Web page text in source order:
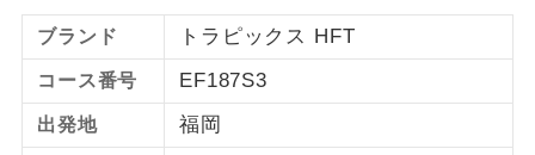
ブランド トラピックス HFT
コース番号 EF187S3
出発地 福岡
ホテル指定
ご紹介するホテルを指定したコースで
す。